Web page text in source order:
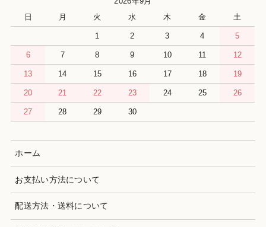
日
月 火 水 木 金 土
1 2 3 4 5
6 7 8 9 10 11 12
13 14 15 16 17 18 19
20 21 22 23 24 25 26
27 28 29 30
ホーム
お支払い方法について
配送方法・送料について